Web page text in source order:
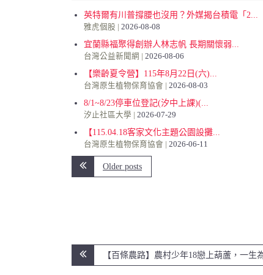
英特爾有川普撐腰也沒用？外媒揭台積電「2...
雅虎個股 2026-08-08
宜蘭縣福聚得創辦人林志帆 長期關懷弱...
台灣公益新聞網 2026-08-06
【樂齡夏令營】115年8月22日(六)...
台灣原生植物保育協會 2026-08-03
8/1~8/23停車位登記(汐中上課)(...
汐止社區大學 2026-07-29
【115.04.18客家文化主題公園設攤...
台灣原生植物保育協會 2026-06-11
Older posts
文
【百條農路】農村少年18戀上葫蘆，一生